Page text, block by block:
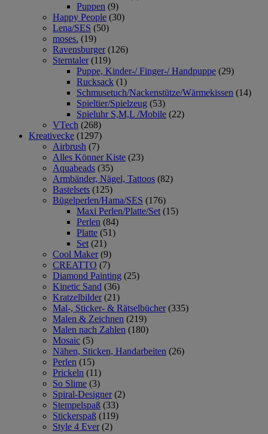
Puppen (9)
Happy People (30)
Lena/SES (50)
moses. (19)
Ravensburger (126)
Sterntaler (119)
Puppe, Kinder-/ Finger-/ Handpuppe (29)
Rucksack (1)
Schmusetuch/Nackenstütze/Wärmekissen (14)
Spieltier/Spielzeug (53)
Spieluhr S,M,L /Mobile (22)
VTech (268)
Kreativecke (1297)
Airbrush (7)
Alles Könner Kiste (23)
Aquabeads (35)
Armbänder, Nägel, Tattoos (82)
Bastelsets (125)
Bügelperlen/Hama/SES (176)
Maxi Perlen/Platte/Set (15)
Perlen (84)
Platte (51)
Set (21)
Cool Maker (9)
CREATTO (7)
Diamond Painting (25)
Kinetic Sand (36)
Kratzelbilder (21)
Mal-, Sticker- & Rätselbücher (335)
Malen & Zeichnen (219)
Malen nach Zahlen (180)
Mosaic (5)
Nähen, Sticken, Handarbeiten (26)
Perlen (15)
Prickeln (11)
So Slime (3)
Spiral-Designer (2)
Stempelspaß (33)
Stickerspaß (119)
Style 4 Ever (2)